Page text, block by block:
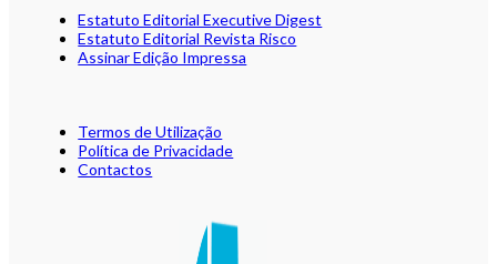
Estatuto Editorial Executive Digest
Estatuto Editorial Revista Risco
Assinar Edição Impressa
Termos de Utilização
Política de Privacidade
Contactos